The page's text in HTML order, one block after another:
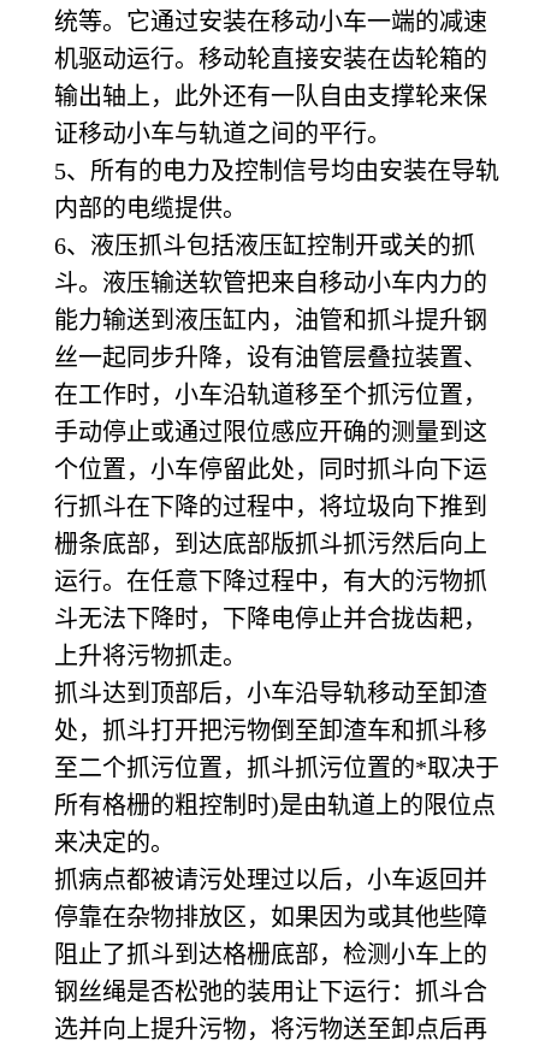
统等。它通过安装在移动小车一端的减速
机驱动运行。移动轮直接安装在齿轮箱的
输出轴上，此外还有一队自由支撑轮来保
证移动小车与轨道之间的平行。
5、所有的电力及控制信号均由安装在导轨
内部的电缆提供。
6、液压抓斗包括液压缸控制开或关的抓
斗。液压输送软管把来自移动小车内力的
能力输送到液压缸内，油管和抓斗提升钢
丝一起同步升降，设有油管层叠拉装置、
在工作时，小车沿轨道移至个抓污位置，
手动停止或通过限位感应开确的测量到这
个位置，小车停留此处，同时抓斗向下运
行抓斗在下降的过程中，将垃圾向下推到
栅条底部，到达底部版抓斗抓污然后向上
运行。在任意下降过程中，有大的污物抓
斗无法下降时，下降电停止并合拢齿耙，
上升将污物抓走。
抓斗达到顶部后，小车沿导轨移动至卸渣
处，抓斗打开把污物倒至卸渣车和抓斗移
至二个抓污位置，抓斗抓污位置的*取决于
所有格栅的粗控制时)是由轨道上的限位点
来决定的。
抓病点都被请污处理过以后，小车返回并
停靠在杂物排放区，如果因为或其他些障
阻止了抓斗到达格栅底部，检测小车上的
钢丝绳是否松弛的装用让下运行：抓斗合
选并向上提升污物，将污物送至卸点后再